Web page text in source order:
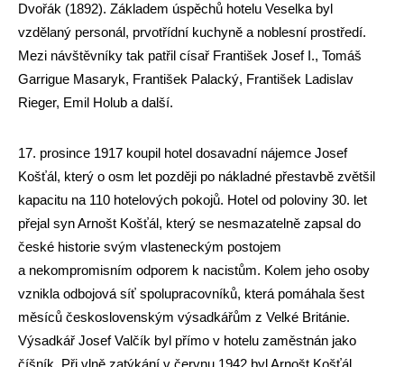
Dvořák (1892). Základem úspěchů hotelu Veselka byl
vzdělaný personál, prvotřídní kuchyně a noblesní prostředí.
Mezi návštěvníky tak patřil císař František Josef I., Tomáš
Garrigue Masaryk, František Palacký, František Ladislav
Rieger, Emil Holub a další.
17. prosince 1917 koupil hotel dosavadní nájemce Josef
Košťál, který o osm let později po nákladné přestavbě zvětšil
kapacitu na 110 hotelových pokojů. Hotel od poloviny 30. let
přejal syn Arnošt Košťál, který se nesmazatelně zapsal do
české historie svým vlasteneckým postojem
a nekompromisním odporem k nacistům. Kolem jeho osoby
vznikla odbojová síť spolupracovníků, která pomáhala šest
měsíců československým výsadkářům z Velké Británie.
Výsadkář Josef Valčík byl přímo v hotelu zaměstnán jako
číšník. Při vlně zatýkání v červnu 1942 byl Arnošt Košťál